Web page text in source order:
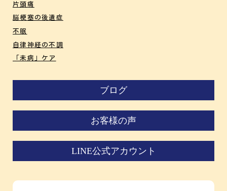
片頭痛
脳梗塞の後遺症
不眠
自律神経の不調
「未病」ケア
ブログ
お客様の声
LINE公式アカウント